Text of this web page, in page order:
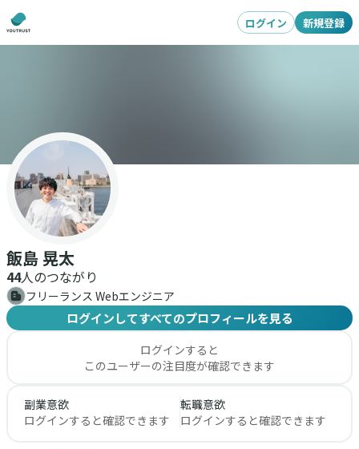
ログイン 新規登録
飯島 晃太
44人のつながり
フリーランス Webエンジニア
ログインしてすべてのプロフィールを見る
ログインすると
このユーザーの注目度が確認できます
副業意欲
ログインすると確認できます
転職意欲
ログインすると確認できます